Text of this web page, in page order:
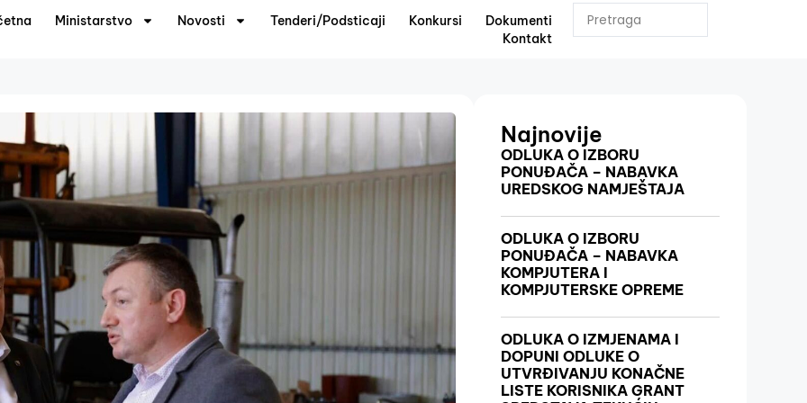
Ministarstvo Novosti Tenderi/Podsticaji Konkursi
Dokumenti
Kontakt
Najnovije
ODLUKA O IZBORU
PONUĐAČA – NABAVKA
UREDSKOG NAMJEŠTAJA
ODLUKA O IZBORU
PONUĐAČA – NABAVKA
KOMPJUTERA I
KOMPJUTERSKE OPREME
ODLUKA O IZMJENAMA I
DOPUNI ODLUKE O
UTVRĐIVANJU KONAČNE
LISTE KORISNIKA GRANT